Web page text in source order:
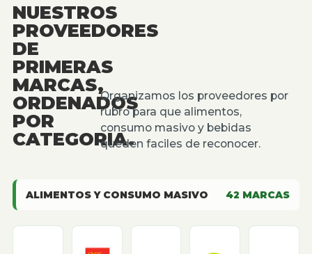
NUESTROS
PROVEEDORES
DE
PRIMERAS
MARCAS,
ORDENADOS
POR
CATEGORIA.
Organizamos los proveedores por
rubro para que alimentos,
consumo masivo y bebidas
queden faciles de reconocer.
ALIMENTOS Y CONSUMO MASIVO 42 MARCAS